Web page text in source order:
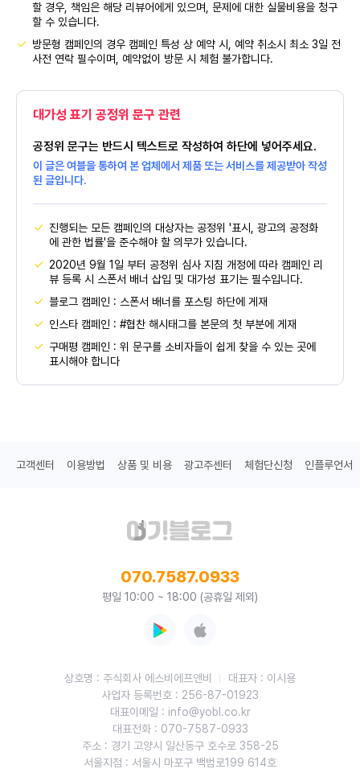
할 경우, 책임은 해당 리뷰어에게 있으며, 문제에 대한 실물비용을 청구
할 수 있습니다.
방문형 캠페인의 경우 캠페인 특성 상 예약 시, 예약 취소시 최소 3일 전
사전 연락 필수이며, 예약없이 방문 시 체험 불가합니다.
대가성 표기 공정위 문구 관련
공정위 문구는 반드시 텍스트로 작성하여 하단에 넣어주세요.
이 글은 여블을 통하여 본 업체에서 제품 또는 서비스를 제공받아 작성
된 글입니다.
진행되는 모든 캠페인의 대상자는 공정위 '표시, 광고의 공정화
에 관한 법률'을 준수해야 할 의무가 있습니다.
2020년 9월 1일 부터 공정위 심사 지침 개정에 따라 캠페인 리
뷰 등록 시 스폰서 배너 삽입 및 대가성 표기는 필수입니다.
블로그 캠페인 : 스폰서 배너를 포스팅 하단에 게재
인스타 캠페인 : #협찬 해시태그를 본문의 첫 부분에 게재
구매평 캠페인 : 위 문구를 소비자들이 쉽게 찾을 수 있는 곳에
표시해야 합니다
고객센터 이용방법 상품 및 비용 광고주센터 체험단신청 인플루언서
070.7587.0933
평일 10:00 ~ 18:00 (공휴일 제외)
상호명 : 주식회사 에스비에프앤비
대표자 : 이시용
사업자 등록번호 : 256-87-01923
대표이메일 : info@yobl.co.kr
대표전화 : 070-7587-0933
주소 : 경기 고양시 일산동구 호수로 358-25
서울지점 : 서울시 마포구 백범로199 614호